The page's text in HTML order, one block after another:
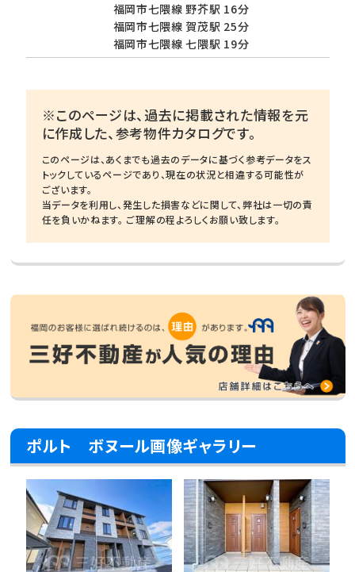
福岡市七隈線 野芥駅 16分
福岡市七隈線 賀茂駅 25分
福岡市七隈線 七隈駅 19分
※このページは、過去に掲載された情報を元
に作成した、参考物件カタログです。
このページは、あくまでも過去のデータに基づく参考データをス
トックしているページであり、現在の状況と相違する可能性が
ございます。
当データを利用し、発生した損害などに関して、弊社は一切の責
任を負いかねます。 ご理解の程よろしくお願い致します。
ポルト ボヌール画像ギャラリー